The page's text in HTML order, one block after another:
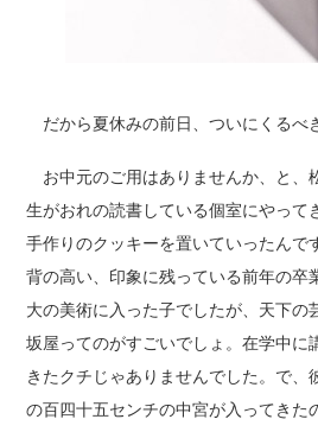
だから夏休みの前日、ついにくるべ
お中元のご用はありませんか、と、
生がおれの読書している個室にやって
手作りのクッキーを置いていったんで
背の高い、印象に残っている前年の卒
大の美術に入った子でしたが、天下の
坂屋ってのがすごいでしょ。在学中に
きたクチじゃありませんでした。で、
の百四十五センチの中宮が入ってきた